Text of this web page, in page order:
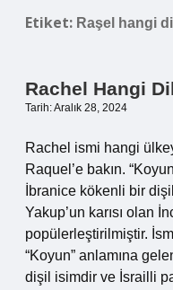
Etiket: Raşel hangi
Rachel Hangi
Tarih: Aralık 28, 2024
Rachel ismi hangi
Raquel’e bakın.
İbranice kökenli bir
Yakup’un karısı olan
popülerleştirilmiştir.
“Koyun” anlamına
dişil isimdir ve İsrailli